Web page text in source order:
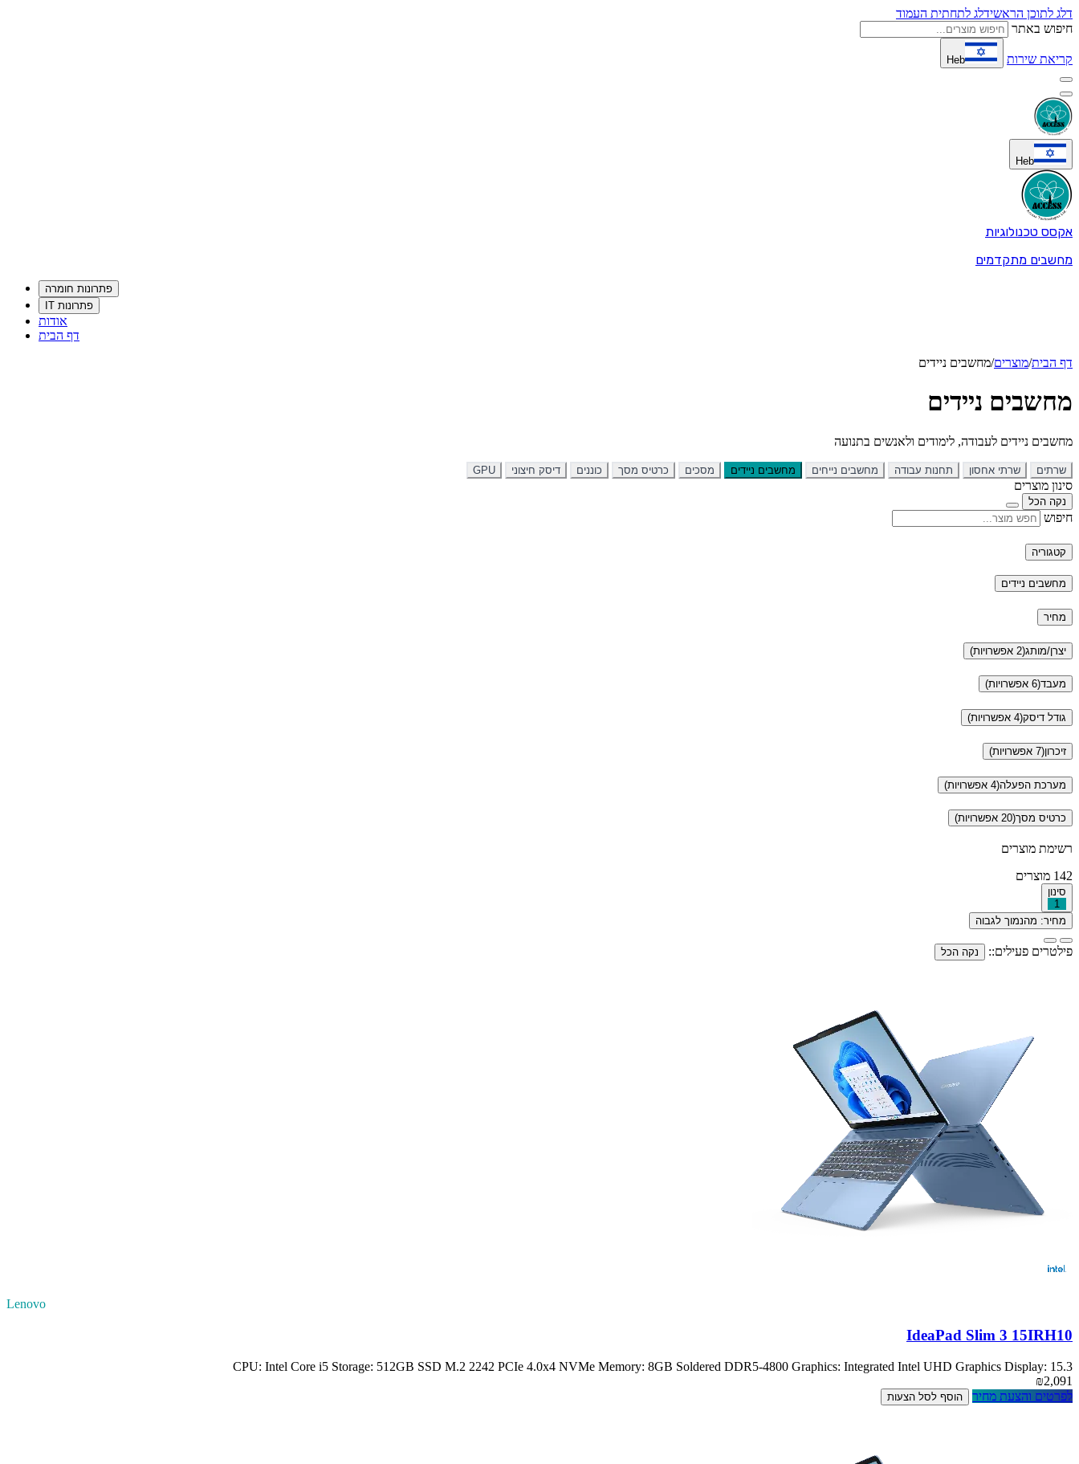
דלג לתוכן הראשידלג לתחתית העמוד
חיפוש באתר
קריאת שירות Heb
Heb
אקסס טכנולוגיות
מחשבים מתקדמים
פתרונות חומרה
פתרונות IT
אודות
דף הבית
דף הבית/מוצרים/מחשבים ניידים
מחשבים ניידים
מחשבים ניידים לעבודה, לימודים ולאנשים בתנועה
שרתים שרתי אחסון תחנות עבודה מחשבים נייחים מחשבים ניידים מסכים כרטיס מסך כוננים דיסק חיצוני GPU
סינון מוצרים
נקה הכל
חיפוש
קטגוריה
מחשבים ניידים
מחיר
יצרן/מותג(2 אפשרויות)
מעבד(6 אפשרויות)
גודל דיסק(4 אפשרויות)
זיכרון(7 אפשרויות)
מערכת הפעלה(4 אפשרויות)
כרטיס מסך(20 אפשרויות)
רשימת מוצרים
142 מוצרים
סינון
1
מחיר: מהנמוך לגבוה
פילטרים פעילים:: נקה הכל
Lenovo
IdeaPad Slim 3 15IRH10
CPU: Intel Core i5 Storage: 512GB SSD M.2 2242 PCIe 4.0x4 NVMe Memory: 8GB Soldered DDR5-4800 Graphics: Integrated Intel UHD Graphics Display: 15.3
₪2,091
לפרטים והצעת מחיר
הוסף לסל הצעות